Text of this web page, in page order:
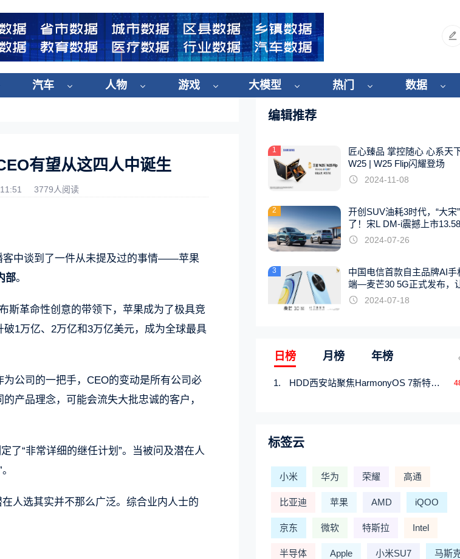
汽车 人物 游戏 大模型 热门 数据
有望从这四人中诞生
3779人阅读
客中谈到了一件从未提及过的事情——苹果
部。
斯革命性创意的带领下，苹果成为了极具竞
1万亿、2万亿和3万亿美元，成为全球最具
公司的一把手，CEO的变动是所有公司必
产品理念，可能会流失大批忠诚的客户，
了“非常详细的继任计划”。当被问及潜在人
人选其实并不那么广泛。综合业内人士的
编辑推荐
1
匠心臻品 掌控随心 心系天
W25 | W25 Flip闪耀登场
2024-11-08
2
开创SUV油耗3时代，“大宋
了！宋L DM-i震撼上市
起
2024-07-26
3
中国电信首款自主品牌AI手
端—麦芒30 5G正式发布，
触手可及2024-07-18
日榜 月榜 年榜
HDD西安站聚焦HarmonyOS 7新特性，解锁从互联到智能的应用开发新范式
标签云
小米 华为 荣耀 高通
比亚迪 苹果 AMD iQOO
京东 微软 特斯拉 Intel
半导体 Apple 小米SU7 马斯